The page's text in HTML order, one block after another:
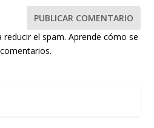
reducir el spam.Aprende cómo se